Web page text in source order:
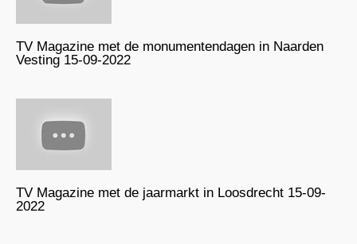
TV Magazine met de monumentendagen in Naarden
Vesting 15-09-2022
TV Magazine met de jaarmarkt in Loosdrecht 15-09-
2022